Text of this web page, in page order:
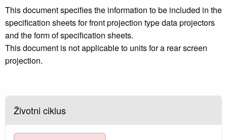
This document specifies the information to be included in the
specification sheets for front projection type data projectors
and the form of specification sheets.
This document is not applicable to units for a rear screen
projection.
Životni ciklus